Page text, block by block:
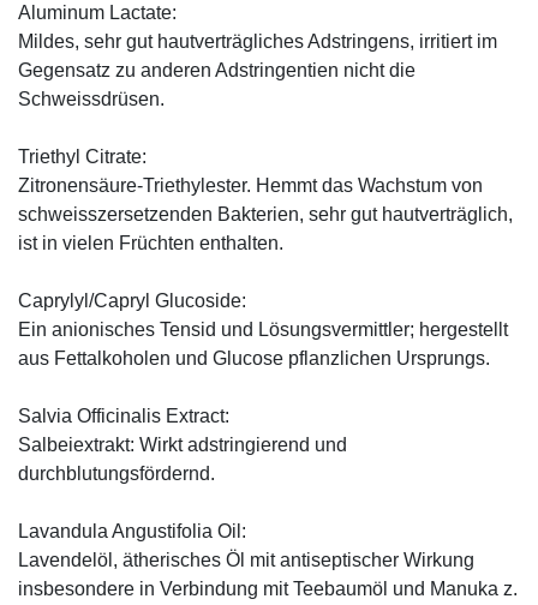
Aluminum Lactate:
Mildes, sehr gut hautverträgliches Adstringens, irritiert im
Gegensatz zu anderen Adstringentien nicht die
Schweissdrüsen.
Triethyl Citrate:
Zitronensäure-Triethylester. Hemmt das Wachstum von
schweisszersetzenden Bakterien, sehr gut hautverträglich,
ist in vielen Früchten enthalten.
Caprylyl/Capryl Glucoside:
Ein anionisches Tensid und Lösungsvermittler; hergestellt
aus Fettalkoholen und Glucose pflanzlichen Ursprungs.
Salvia Officinalis Extract:
Salbeiextrakt: Wirkt adstringierend und
durchblutungsfördernd.
Lavandula Angustifolia Oil:
Lavendelöl, ätherisches Öl mit antiseptischer Wirkung
insbesondere in Verbindung mit Teebaumöl und Manuka z.